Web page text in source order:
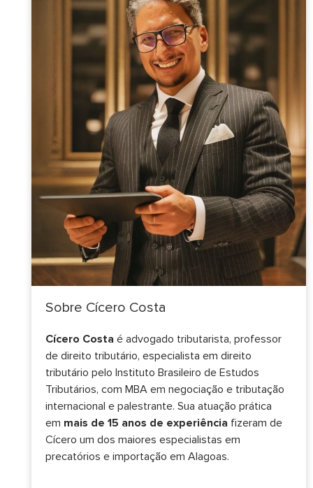
Sobre Cícero Costa
Cícero Costa é advogado tributarista, professor
de direito tributário, especialista em direito
tributário pelo Instituto Brasileiro de Estudos
Tributários, com MBA em negociação e tributação
internacional e palestrante. Sua atuação prática
em mais de 15 anos de experiência fizeram de
Cícero um dos maiores especialistas em
precatórios e importação em Alagoas.